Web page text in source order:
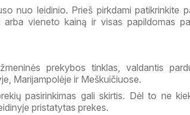
nuo leidinio. Prieš pirkdami patikrinkite
vieneto kainą ir visas papildomas
prekybos tinklas, valdantis
Marijampolėje ir Meškuičiuose.
pasirinkimas gali skirtis. Dėl to ne
pristatytas prekes.